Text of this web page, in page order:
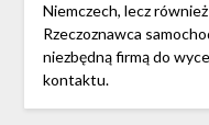
Niemczech, lecz
Rzeczoznawca
niezbędną firmą do
kontaktu.